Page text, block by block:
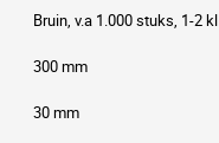
Bruin, v.a 1.000 stuks, 1-2 kl
300 mm
30 mm